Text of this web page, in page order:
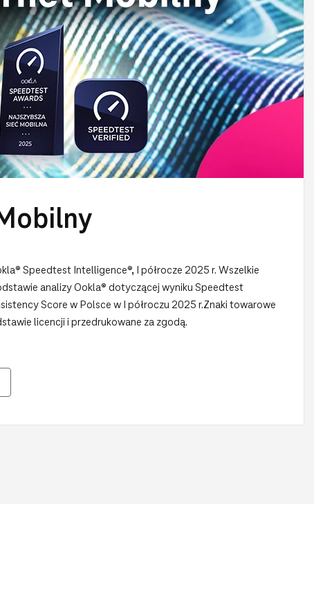
Speedtest Intelligence®, I półrocze 2025 r. Wszelkie
analizy Ookla® dotyczącej wyniku Speedtest
Score w Polsce w I półroczu 2025 r.Znaki towarowe
licencji i przedrukowane za zgodą.